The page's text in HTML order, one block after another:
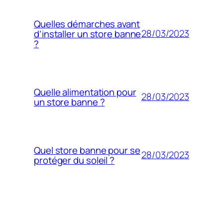
Quelles démarches avant
d’installer un store banne
?
28/03/2023
Quelle alimentation pour
un store banne ? 28/03/2023
Quel store banne pour se
protéger du soleil ? 28/03/2023